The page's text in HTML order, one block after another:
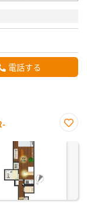
電話する
に入